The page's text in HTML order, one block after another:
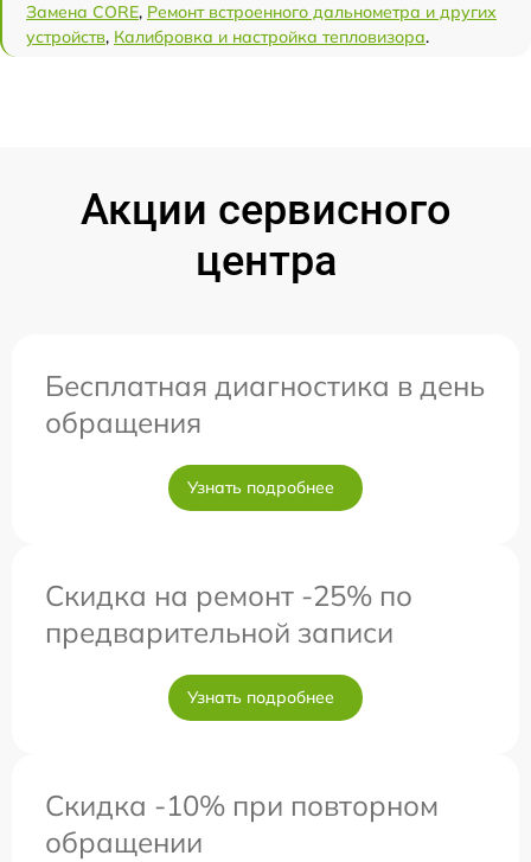
Замена CORE, Ремонт встроенного дальнометра и других
устройств, Калибровка и настройка тепловизора.
Акции сервисного
центра
Бесплатная диагностика в день
обращения
Узнать подробнее
Скидка на ремонт -25% по
предварительной записи
Узнать подробнее
Скидка -10% при повторном
обращении